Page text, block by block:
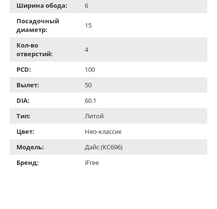
Ширина обода:
6
Посадочный
диаметр:
15
Кол-во
отверстий:
4
PCD:
100
Вылет:
50
DIA:
60.1
Тип:
Литой
Цвет:
Нео-классик
Модель:
Дайс (КС696)
Бренд:
iFree